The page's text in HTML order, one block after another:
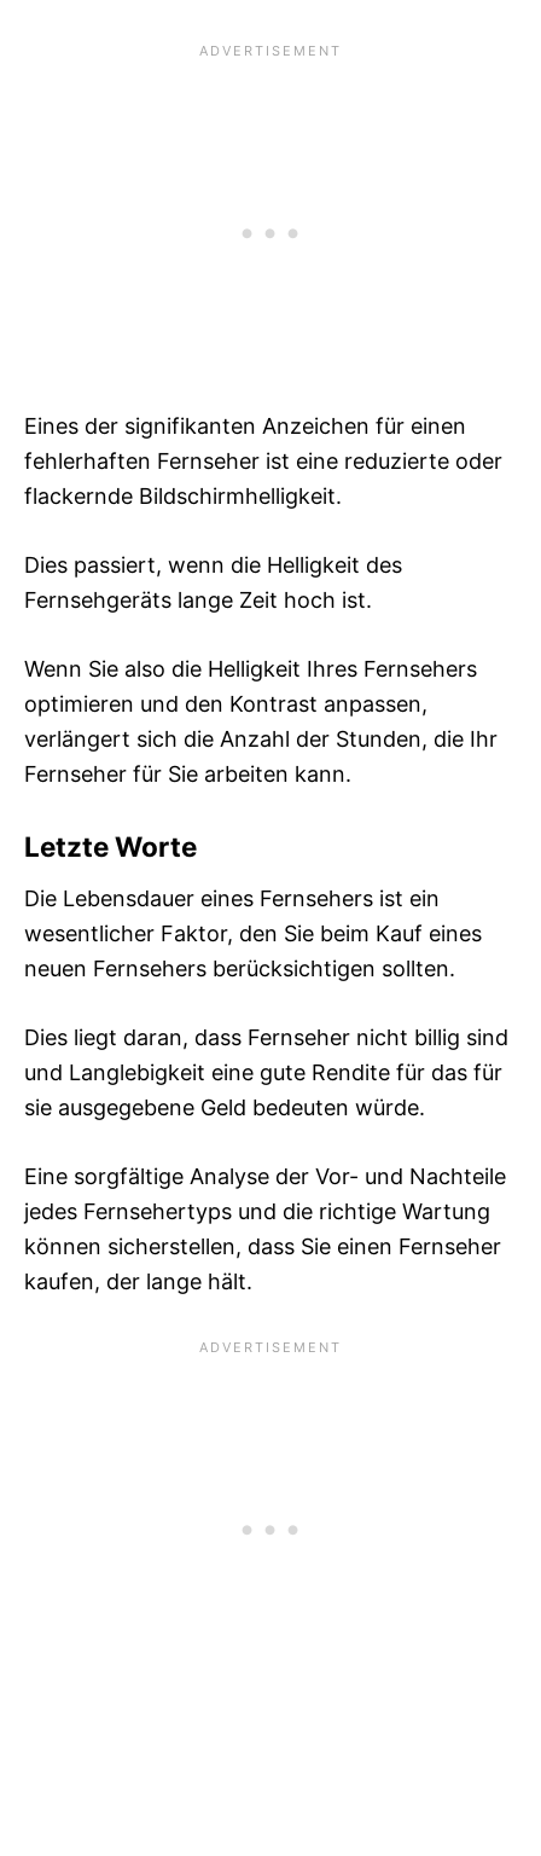
Eines der signifikanten Anzeichen für einen
fehlerhaften Fernseher ist eine reduzierte oder
flackernde Bildschirmhelligkeit.
Dies passiert, wenn die Helligkeit des
Fernsehgeräts lange Zeit hoch ist.
Wenn Sie also die Helligkeit Ihres Fernsehers
optimieren und den Kontrast anpassen,
verlängert sich die Anzahl der Stunden, die Ihr
Fernseher für Sie arbeiten kann.
Letzte Worte
Die Lebensdauer eines Fernsehers ist ein
wesentlicher Faktor, den Sie beim Kauf eines
neuen Fernsehers berücksichtigen sollten.
Dies liegt daran, dass Fernseher nicht billig sind
und Langlebigkeit eine gute Rendite für das für
sie ausgegebene Geld bedeuten würde.
Eine sorgfältige Analyse der Vor- und Nachteile
jedes Fernsehertyps und die richtige Wartung
können sicherstellen, dass Sie einen Fernseher
kaufen, der lange hält.